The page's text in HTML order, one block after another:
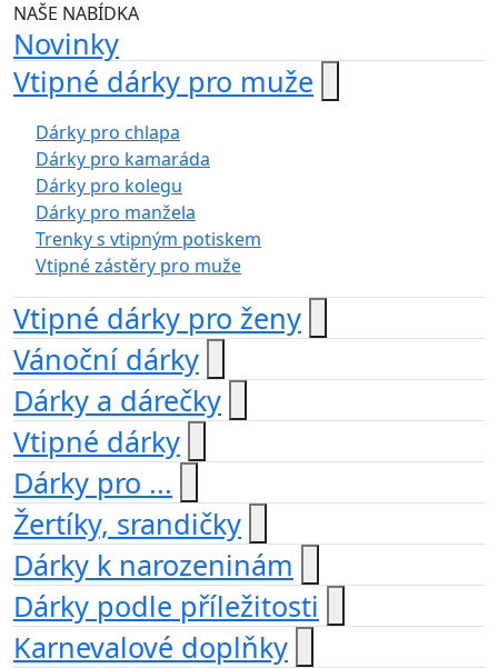
NAŠE NABÍDKA
Novinky
Vtipné dárky pro muže
Dárky pro chlapa
Dárky pro kamaráda
Dárky pro kolegu
Dárky pro manžela
Trenky s vtipným potiskem
Vtipné zástěry pro muže
Vtipné dárky pro ženy
Vánoční dárky
Dárky a dárečky
Vtipné dárky
Dárky pro ...
Žertíky, srandičky
Dárky k narozeninám
Dárky podle příležitosti
Karnevalové doplňky